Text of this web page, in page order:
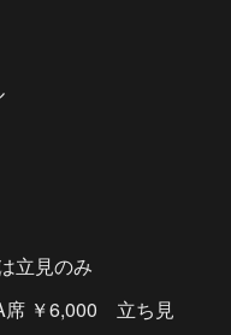
立見のみ
￥6,000 立ち見